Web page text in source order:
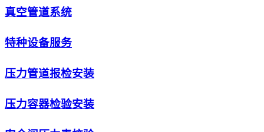
真空管道系统
特种设备服务
压力管道报检安装
压力容器检验安装